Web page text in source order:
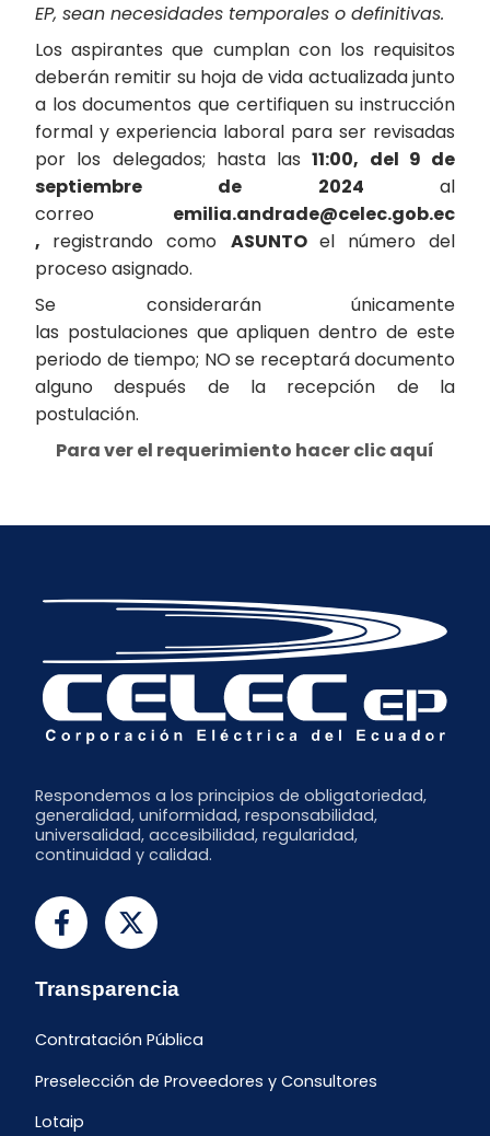
EP, sean necesidades temporales o definitivas.
Los aspirantes que cumplan con los requisitos
deberán remitir su hoja de vida actualizada junto
a los documentos que certifiquen su instrucción
formal y experiencia laboral para ser revisadas
por los delegados; hasta las11:00, del 9 de
septiembre de 2024 al
correo emilia.andrade@celec.gob.ec
, registrando como ASUNTO el número del
proceso asignado.
Se considerarán únicamente
las postulaciones que apliquen dentro de este
periodo de tiempo; NO se receptará documento
alguno después de la recepción de la
postulación.
Para ver el requerimiento hacer clic aquí
Respondemos a los principios de obligatoriedad,
generalidad, uniformidad, responsabilidad,
universalidad, accesibilidad, regularidad,
continuidad y calidad.
Transparencia
Contratación Pública
Preselección de Proveedores y Consultores
Lotaip